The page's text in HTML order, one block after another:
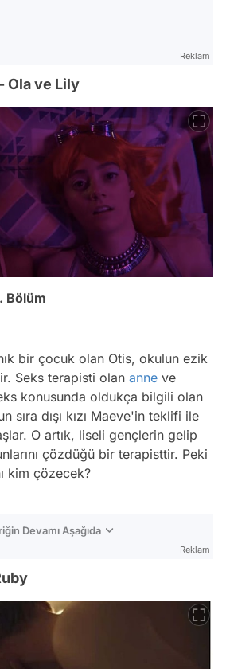
Reklam
Ola ve Lily
Bölüm
bir çocuk olan Otis, okulun ezik
Seks terapisti olan anne ve
konusunda oldukça bilgili olan
sıra dışı kızı Maeve'in teklifi ile
O artık, liseli gençlerin gelip
çözdüğü bir terapisttir. Peki
kim çözecek?
Devamı Aşağıda
Reklam